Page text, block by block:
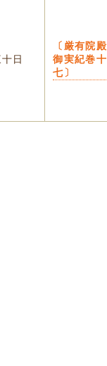
日
〔厳有院殿
御実紀巻十
七〕